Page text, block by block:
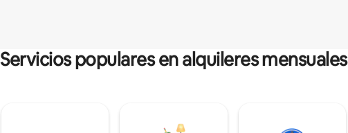
Servicios populares en alquileres mensuales